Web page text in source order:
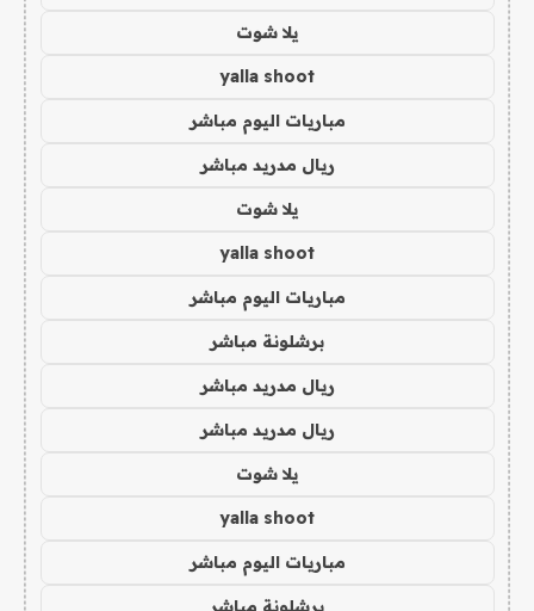
يلا شوت
yalla shoot
مباريات اليوم مباشر
ريال مدريد مباشر
يلا شوت
yalla shoot
مباريات اليوم مباشر
برشلونة مباشر
ريال مدريد مباشر
ريال مدريد مباشر
يلا شوت
yalla shoot
مباريات اليوم مباشر
برشلونة مباشر